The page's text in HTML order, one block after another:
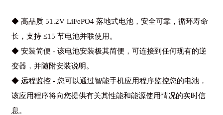
◆ 高品质 51.2V LiFePO4 落地式电池，安全可靠，循环寿命
长，支持 ≤15 节电池并联使用。
◆ 安装简便 - 该电池安装极其简便，可连接到任何现有的逆
变器，并随附安装说明。
◆ 远程监控 - 您可以通过智能手机应用程序监控您的电池，
该应用程序将向您提供有关其性能和能源使用情况的实时信
息。